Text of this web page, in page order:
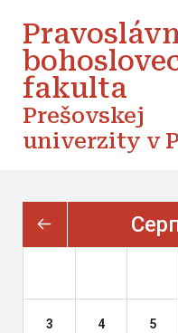
fakulta
Prešovskej
univerzity v
3 4 5